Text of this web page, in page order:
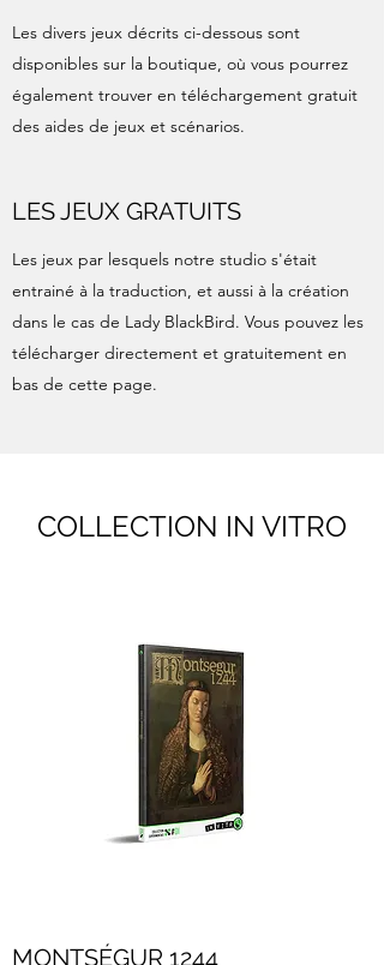
Les divers jeux décrits ci-dessous sont
disponibles sur la boutique, où vous pourrez
également trouver en téléchargement gratuit
des aides de jeux et scénarios.
LES JEUX GRATUITS
Les jeux par lesquels notre studio s'était
entrainé à la traduction, et aussi à la création
dans le cas de Lady BlackBird. Vous pouvez les
télécharger directement et gratuitement en
bas de cette page.
COLLECTION IN VITRO
MONTSÉGUR 1244